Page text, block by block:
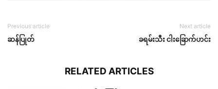
Previous article
ဆန်ပြုတ်
Next article
ခရမ်းသီး ငါးခြောက်ဟင်း
RELATED ARTICLES